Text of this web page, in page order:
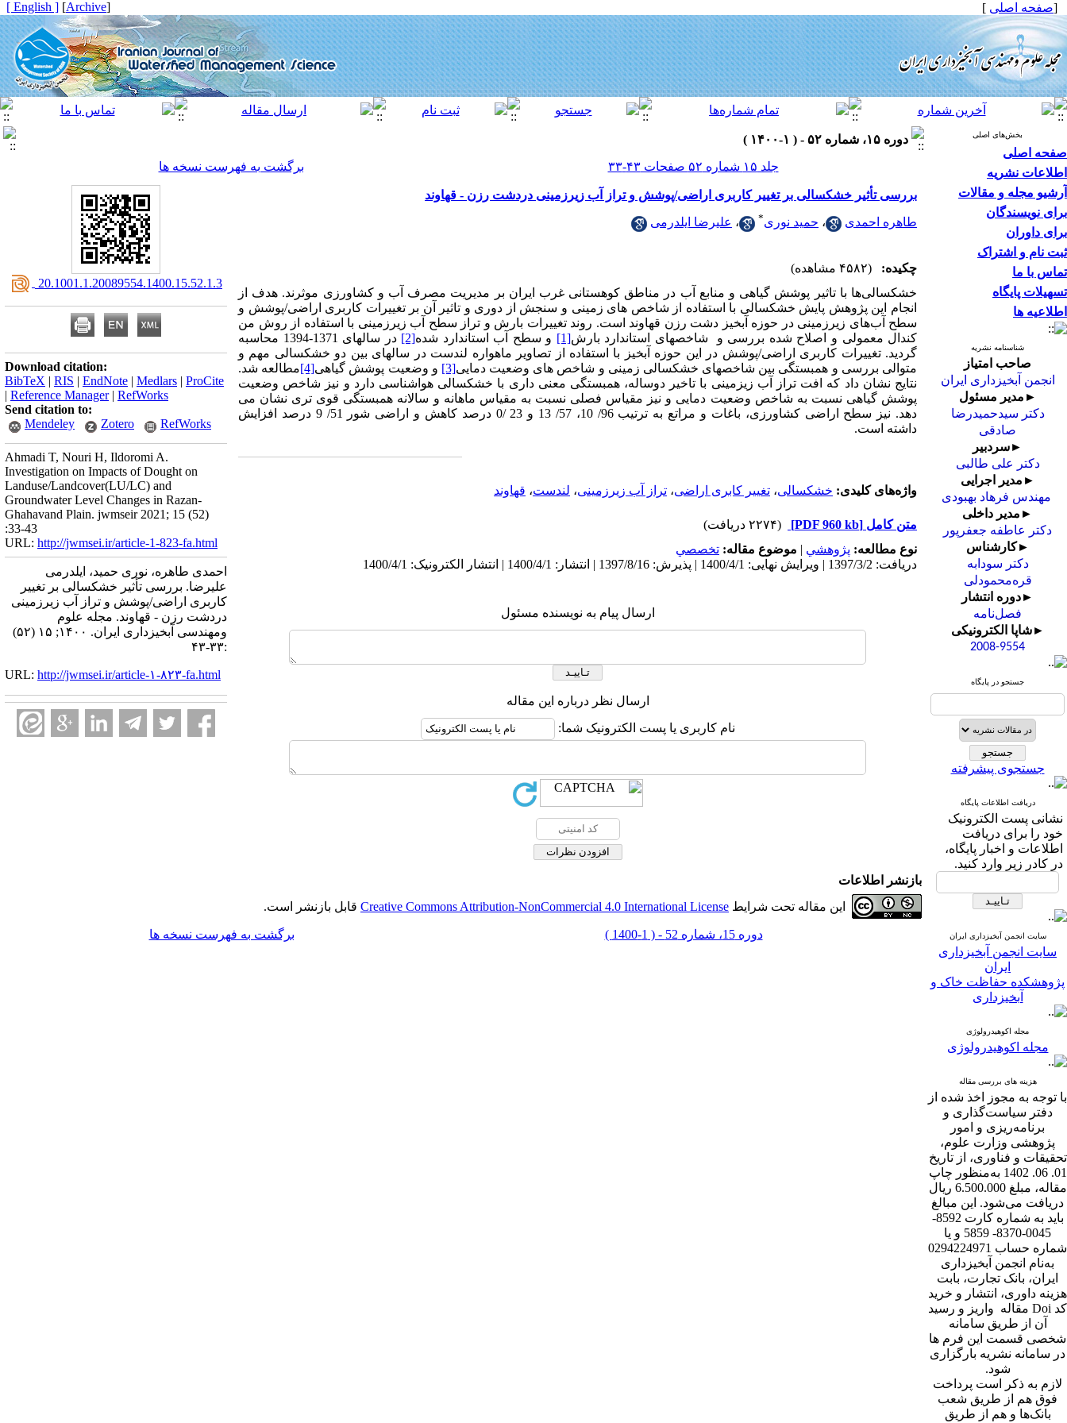
[صفحه اصلی ]
[
Archive
]
[ English ]
بخش‌های اصلی
صفحه اصلی
اطلاعات نشریه
آرشیو مجله و مقالات
برای نویسندگان
برای داوران
ثبت نام و اشتراک
تماس با ما
تسهیلات پایگاه
اطلاعیه ها
شناسنامه نشریه
صاحب امتیاز
انجمن آبخیزداری ایران
►مدیر مسئول
دکتر سیدحمیدرضا
صادقی
►سردبیر
دکتر علی طالبی
►مدیر اجرایی
مهندس فرهاد بهبودی
►مدیر داخلی
دکتر عاطفه جعفرپور
►کارشناس
دکتر سودابه
قره‌محمودلی
►دوره انتشار
فصل‌نامه
►شاپا الکترونیکی
2008-9554
جستجو در پایگاه
جستجوی پیشرفته
دریافت اطلاعات پایگاه
نشانی پست الکترونیک
خود را برای دریافت
اطلاعات و اخبار پایگاه،
در کادر زیر وارد کنید.
سایت انجمن آبخیزداری ایران
سایت انجمن آبخیزداری
ایران
پژوهشکده حفاظت خاک و
آبخیزداری
مجله اکوهیدرولوژی
مجله اکوهیدرولوژی
هزینه های بررسی مقاله
با توجه به مجوز اخذ شده از
دفتر سیاست‌گذاری و
برنامه‌ریزی و امور
پژوهشی وزارت علوم،
تحقیقات و فناوری، از تاریخ
01. 06. 1402 به‌منظور چاپ
مقاله، مبلغ 6.500.000 ریال
دریافت می‌شود. این مبالغ
باید به شماره کارت 8592-
0045-8370- 5859 و یا
شماره حساب 0294224971
به‌نام انجمن آبخیزداری
ایران، بانک تجارت، بابت
هزینه داوری، انتشار و خرید
کد Doi مقاله واریز و رسید
آن از طریق سامانه
شخصی قسمت این فرم ها
در سامانه نشریه بارگزاری
شود.
لازم به ذکر است پرداخت
فوق هم از طریق شعب
بانک‌‌ها و هم از طریق
دوره ۱۵، شماره ۵۲ - ( ۱-۱۴۰۰ )
جلد ۱۵ شماره ۵۲ صفحات ۴۳-۳۳
برگشت به فهرست نسخه ها
بررسی تأثیر خشکسالی بر تغییر کاربری اراضی/پوشش و تراز آب زیرزمینی دردشت رزن - قهاوند
طاهره احمدی ، حمید نوری* ، علیرضا ایلدرمی
چکیده:
(۴۵۸۲ مشاهده)
خشکسالی‌ها با تاثیر پوشش گیاهی و منابع آب در مناطق کوهستانی غرب ایران بر مدیریت مصرف آب و کشاورزی موثرند. هدف از
انجام این پژوهش پایش خشکسالی با استفاده از شاخص های زمینی و سنجش از دوری و تاثیر آن بر تغییرات کاربری اراضی/پوشش و
سطح آبهای زیرزمینی در حوزه آبخیز دشت رزن قهاوند است. روند تغییرات بارش و تراز سطح آب زیرزمینی با استفاده از روش من
کندال معمولی و اصلاح شده بررسی و شاخص­های استاندارد بارش[1] و سطح آب استاندارد شده[2]
در سالهای 1371-1394 محاسبه
گردید. تغییرات کاربری اراضی/پوشش در این حوزه آبخیز با استفاده از تصاویر ماهواره لندست در سالهای بین دو خشکسالی مهم و
متوالی بررسی و همبستگی بین شاخص­های خشکسالی زمینی و شاخص های وضعیت دمایی[3] و وضعیت پوشش گیاهی[4]مطالعه شد.
نتایج نشان داد که افت تراز آب زیزمینی با تاخیر دوساله، همبستگی معنی داری با خشکسالی هواشناسی دارد و نیز شاخص وضعیت
پوشش گیاهی نسبت به شاخص وضعیت دمایی و نیز مقیاس فصلی نسبت به مقیاس ماهانه و سالانه همبستگی قوی تری نشان می
دهد. نیز سطح اراضی کشاورزی، باغات و مراتع به ترتیب 96/ 10، 57/ 13 و 23 /0 درصد کاهش و اراضی شور 51/ 9 درصد افزایش
داشته است.
واژه‌های کلیدی: خشکسالی، تغییر کابری اراضی، تراز آب زیرزمینی، لندست، قهاوند
متن کامل [PDF 960 kb]
(۲۲۷۴ دریافت)
نوع مطالعه: پژوهشي | موضوع مقاله: تخصصي
دریافت: 1397/3/2 | ویرایش نهایی: 1400/4/1 | پذیرش: 1397/8/16 | انتشار: 1400/4/1 | انتشار الکترونیک: 1400/4/1
ارسال پیام به نویسنده مسئول
ارسال نظر درباره این مقاله
نام کاربری یا پست الکترونیک شما:
‎ 20.1001.1.20089554.1400.15.52.1.3
Download citation:
BibTeX | RIS | EndNote | Medlars | ProCite
| Reference Manager| RefWorks
Send citation to:
Mendeley
Zotero RefWorks
Ahmadi T, Nouri H, Ildoromi A.
Investigation on Impacts of Dought on
Landuse/Landcover(LU/LC) and
Groundwater Level Changes in Razan-
Ghahavand Plain. jwmseir 2021; 15 (52)
:33-43
URL: http://jwmsei.ir/article-1-823-fa.html
احمدی طاهره، نوری حمید، ایلدرمی
علیرضا. بررسی تأثیر خشکسالی بر تغییر
کاربری اراضی/پوشش و تراز آب زیرزمینی
دردشت رزن - قهاوند. مجله علوم
ومهندسی آبخیزداری ایران. ۱۴۰۰; ۱۵ (۵۲)
:۳۳-۴۳
URL: http://jwmsei.ir/article-۱-۸۲۳-fa.html
بازنشر اطلاعات
این مقاله تحت شرایط Creative Commons Attribution-NonCommercial 4.0 International License قابل بازنشر است.
دوره 15، شماره 52 - ( 1-1400 ) برگشت به فهرست نسخه ها